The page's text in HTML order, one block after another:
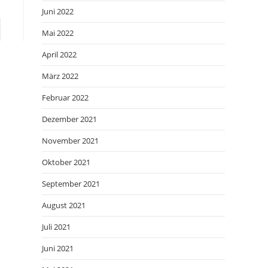
Juni 2022
Mai 2022
April 2022
März 2022
Februar 2022
Dezember 2021
November 2021
Oktober 2021
September 2021
August 2021
Juli 2021
Juni 2021